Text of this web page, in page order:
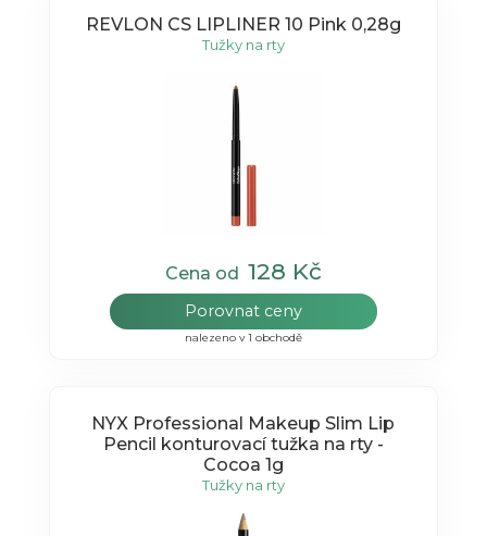
REVLON CS LIPLINER 10 Pink 0,28g
Tužky na rty
Cena od 128 Kč
Porovnat ceny
nalezeno v 1 obchodě
NYX Professional Makeup Slim Lip
Pencil konturovací tužka na rty -
Cocoa 1g
Tužky na rty